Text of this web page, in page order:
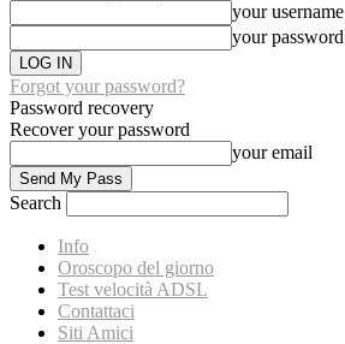
your username
your password
Forgot your password?
Password recovery
Recover your password
your email
Search
Info
Oroscopo del giorno
Test velocità ADSL
Contattaci
Siti Amici